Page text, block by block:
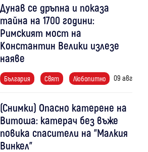
Дунав се дръпна и показа
тайна на 1700 години:
Римският мост на
Константин Велики излезе
наяве
България Свят Любопитно 09 авг
(Снимки) Опасно катерене на
Витоша: катерач без въже
повика спасители на "Малкия
Винкел"